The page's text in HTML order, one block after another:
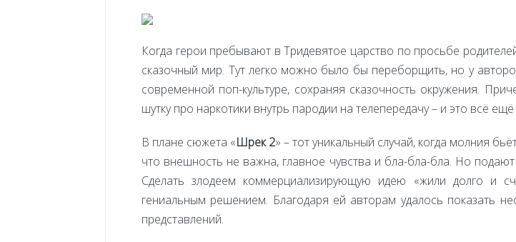
Когда герои пребывают в Тридевятое царство по просьбе
сказочный мир. Тут легко можно было бы переборщить, но у
современной поп-культуре, сохраняя сказочность окружения.
шутку про наркотики внутрь пародии на телепередачу – и это всё
В плане сюжета «Шрек 2» – тот уникальный случай, когда молния
что внешность не важна, главное чувства и бла-бла-бла. Но
Сделать злодеем коммерциализирующую идею «жили долго и
гениальным решением. Благодаря ей авторам удалось показать
представлений.